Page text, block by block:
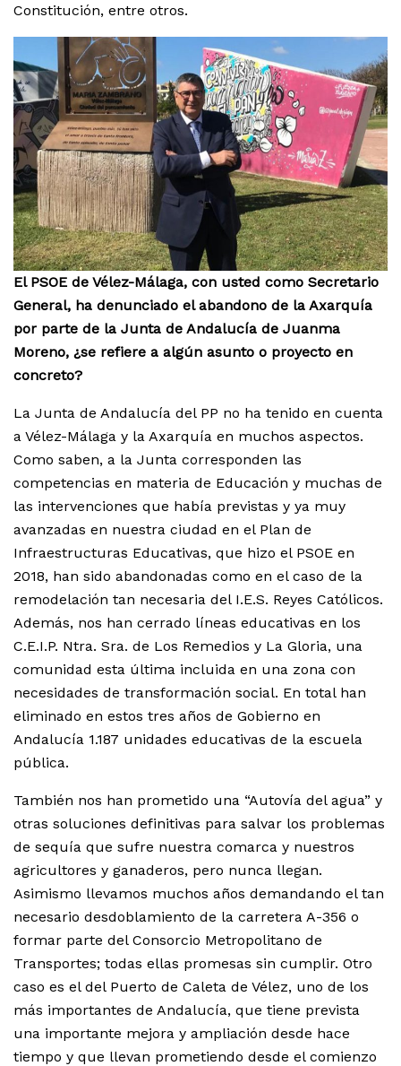
Constitución, entre otros.
El PSOE de Vélez-Málaga, con usted como Secretario
General, ha denunciado el abandono de la Axarquía
por parte de la Junta de Andalucía de Juanma
Moreno, ¿se refiere a algún asunto o proyecto en
concreto?
La Junta de Andalucía del PP no ha tenido en cuenta
a Vélez-Málaga y la Axarquía en muchos aspectos.
Como saben, a la Junta corresponden las
competencias en materia de Educación y muchas de
las intervenciones que había previstas y ya muy
avanzadas en nuestra ciudad en el Plan de
Infraestructuras Educativas, que hizo el PSOE en
2018, han sido abandonadas como en el caso de la
remodelación tan necesaria del I.E.S. Reyes Católicos.
Además, nos han cerrado líneas educativas en los
C.E.I.P. Ntra. Sra. de Los Remedios y La Gloria, una
comunidad esta última incluida en una zona con
necesidades de transformación social. En total han
eliminado en estos tres años de Gobierno en
Andalucía 1.187 unidades educativas de la escuela
pública.
También nos han prometido una “Autovía del agua” y
otras soluciones definitivas para salvar los problemas
de sequía que sufre nuestra comarca y nuestros
agricultores y ganaderos, pero nunca llegan.
Asimismo llevamos muchos años demandando el tan
necesario desdoblamiento de la carretera A-356 o
formar parte del Consorcio Metropolitano de
Transportes; todas ellas promesas sin cumplir. Otro
caso es el del Puerto de Caleta de Vélez, uno de los
más importantes de Andalucía, que tiene prevista
una importante mejora y ampliación desde hace
tiempo y que llevan prometiendo desde el comienzo